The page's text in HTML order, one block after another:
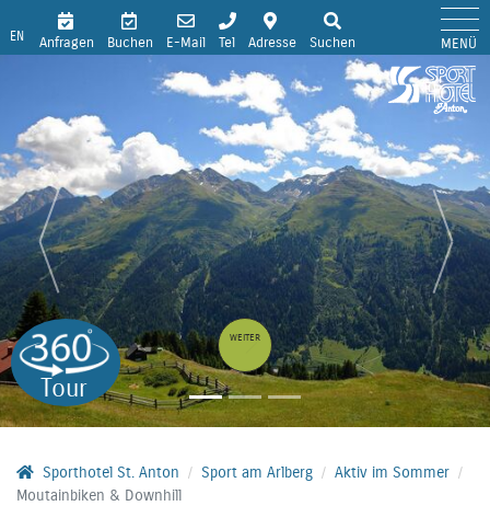
EN Anfragen Buchen E-Mail Tel Adresse Suchen MENÜ
WEITER
Tour
Sporthotel St. Anton Sport am Arlberg
Aktiv im Sommer
Moutainbiken & Downhill